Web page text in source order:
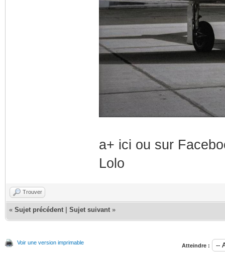
a+ ici ou sur
Lolo
Trouver
« Sujet précédent Sujet suivant »
Voir une version imprimable Atteindre :